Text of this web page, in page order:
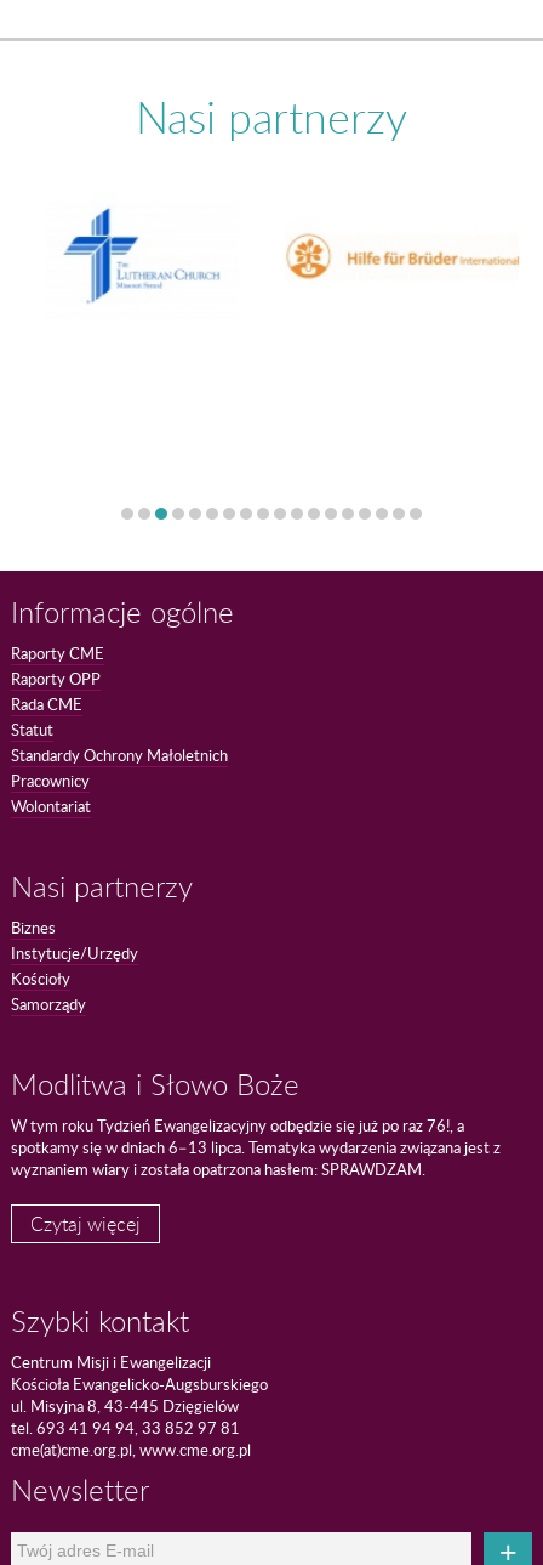
Nasi partnerzy
Informacje ogólne
Raporty CME
Raporty OPP
Rada CME
Statut
Standardy Ochrony Małoletnich
Pracownicy
Wolontariat
Nasi partnerzy
Biznes
Instytucje/Urzędy
Kościoły
Samorządy
Modlitwa i Słowo Boże
W tym roku Tydzień Ewangelizacyjny odbędzie się już po raz 76!, a
spotkamy się w dniach 6–13 lipca. Tematyka wydarzenia związana jest z
wyznaniem wiary i została opatrzona hasłem: SPRAWDZAM.
Czytaj więcej
Szybki kontakt
Centrum Misji i Ewangelizacji
Kościoła Ewangelicko-Augsburskiego
ul. Misyjna 8, 43-445 Dzięgielów
tel. 693 41 94 94, 33 852 97 81
cme(at)cme.org.pl, www.cme.org.pl
Newsletter
+